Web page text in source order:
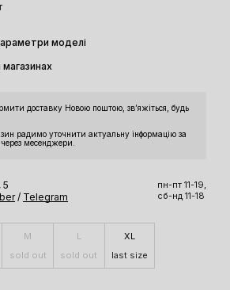
моделі
доставку Новою поштою, звʼяжіться, будь
радимо уточнити актуальну інформацію за
месенджери.
5
/ Telegram
пн-пт 11-19,
сб-нд 11-18
M
sold out
L
sold out
XL
last size